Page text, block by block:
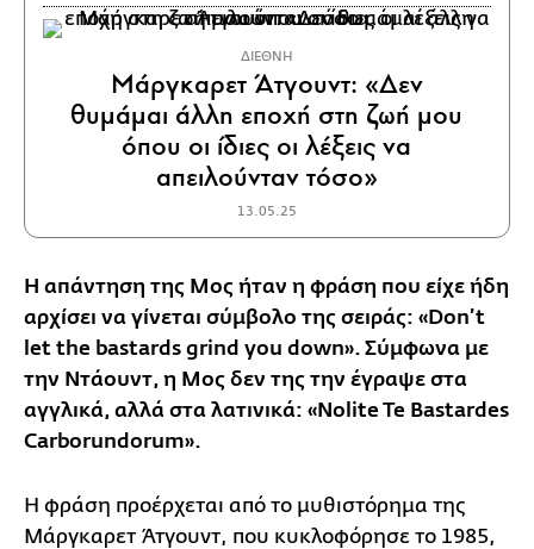
ΔΙΕΘΝΗ
Μάργκαρετ Άτγουντ: «Δεν
θυμάμαι άλλη εποχή στη ζωή μου
όπου οι ίδιες οι λέξεις να
απειλούνταν τόσο»
13.05.25
Η απάντηση της Μος ήταν η φράση που είχε ήδη
αρχίσει να γίνεται σύμβολο της σειράς: «Don’t
let the bastards grind you down». Σύμφωνα με
την Ντάουντ, η Μος δεν της την έγραψε στα
αγγλικά, αλλά στα λατινικά: «Nolite Te Bastardes
Carborundorum».
Η φράση προέρχεται από το μυθιστόρημα της
Μάργκαρετ Άτγουντ, που κυκλοφόρησε το 1985,